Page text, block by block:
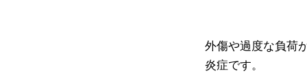
外傷や過度な負荷
炎症です。